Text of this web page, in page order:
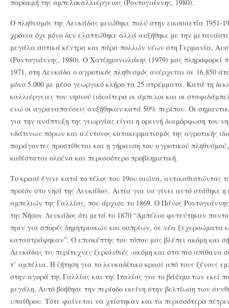
παρακμή της αμπελοκαλλιέργειας (Ροντογιάννης, 1980).
Ο πληθυσμός της Λευκάδας μειώθηκε πολύ στην εικοσαετία 1951-
χρόνια όχι μόνο δεν ελαττώθηκε αλλά αυξήθηκε με την
μεγάλα αστικά κέντρα και πάρα πολλών νέων στη Γερμανία,
(Ροντογιάννης, 1980). Ο Χατζημανωλάκης (1979) μας
1971, στη Λευκάδα ο αγροτικός πληθυσμός ανέρχεται σε 16.850
μόνο 5.000 με μέσο γεωργικό κλήρο τα 25 στρέμματα. Κατά τη
καλλιέργειες του νησιού (ιδιαίτερα οι άμπελοι και οι
ενώ οι αγραναπαύσεις αυξήθηκαν κατά 50% περίπου. Οι
για την ανάπτυξη της γεωργίας είναι η ορεινή διαμόρφωση του
υδάτινων πόρων και ο έντονος κατακερματισμός της αγροτικής
παράγοντες προστίθεται και η γήρανση του αγροτικού
καθίσταται ολοένα και περισσότερο προβληματική.
Το κρασί έγινε κατά το τέλος του 19ου αιώνα, αντικαθιστώντας
προϊόν στο νησί της Λευκάδας. Αιτία για να γίνει αυτό
αμπελιών της Γαλλίας, που άρχισε το 1869. Ο Πάνος
της Νήσου Λευκάδος ότι μετά το 1870 “Αμπέλια φυτεύτηκαν
πριν για σπορές δημητριακών και οσπρίων, σε νέα ξεχερσώματα
καταστράφηκαν”. Ο επισκέπτης του τόπου μας βλέπει ακόμη και
Λευκάδας τις περίτεχνες ξερολιθιές -ακόμη και στα πιο απίθανα
τ’ αμπέλια. Η ζήτηση για το λευκαδίτικο κρασί από τους ξένους
στην αγορά της Γαλλίας και της Ιταλίας για το βάψιμο των εκεί
μεγάλη. Αυτό βοήθησε την περίοδο εκείνη στην βελτίωση των
υπαίθρου. Τότε φαίνεται να χτίστηκαν και τα περισσότερα